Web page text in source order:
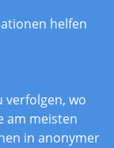
helfen
verfolgen, wo
am meisten
in anonymer